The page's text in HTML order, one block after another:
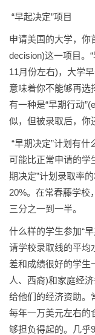
“早起决定”项目
申请美国的大学，你
decision)这一项目。
11月份左右)，大学
意味着你不能够再选
有一种是“早期行动
似，但被录取后，你
“早期决定”计划有
可能比正常申请的学
期决定”计划录取率
20%。在常春藤学校
三分之一到一半。
什么样的学生参加“
请学校录取线的平均
差和成绩很好的学生
人、西裔)和家庭经
给他们的经济资助。
每年一万美元左右的
够担负得起的。几乎